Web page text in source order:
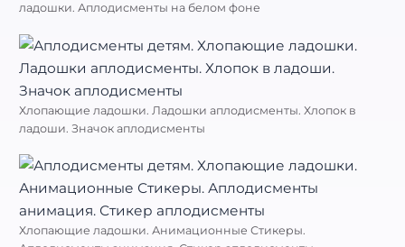
ладошки. Аплодисменты на белом фоне
Хлопающие ладошки. Ладошки аплодисменты. Хлопок в
ладоши. Значок аплодисменты
Хлопающие ладошки. Анимационные Стикеры.